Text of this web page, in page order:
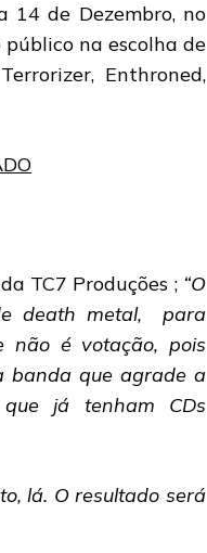
14 de Dezembro, no
na escolha de
Enthroned,
TC7 Produções ; “O
death metal, para
não é votação, pois
banda que agrade a
já tenham CDs
lá. O resultado será